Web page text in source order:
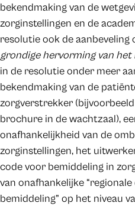
bekendmaking van de
zorginstellingen en de
resolutie ook de aanbeveling
grondige hervorming van
in de resolutie onder meer
bekendmaking van de
zorgverstrekker
brochure in de wachtzaal),
onafhankelijkheid van de
zorginstellingen, het
code voor bemiddeling in
van onafhankelijke
bemiddeling” op het niveau